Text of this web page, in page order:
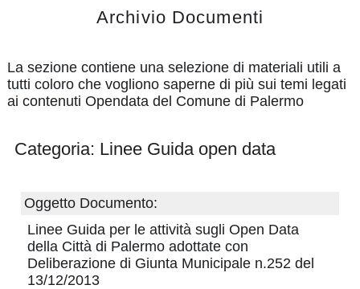
Dataset
dataset
pubblicazioni
Archivio
Archivio Documenti
La sezione contiene una selezione di materiali utili a
tutti coloro che vogliono saperne di più sui temi legati
ai contenuti Opendata del Comune di Palermo
Categoria: Linee Guida open data
Oggetto Documento:
Linee Guida per le attività sugli Open Data
della Città di Palermo adottate con
Deliberazione di Giunta Municipale n.252 del
13/12/2013